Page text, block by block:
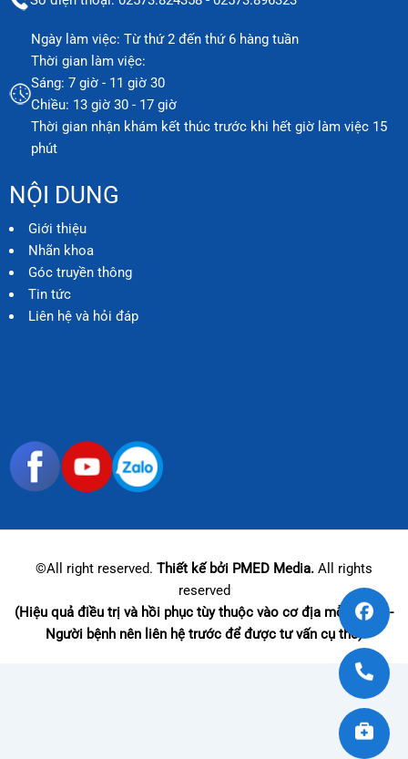
Ngày làm việc: Từ thứ 2 đến thứ 6 hàng tuần
Thời gian làm việc:
Sáng: 7 giờ - 11 giờ 30
Chiều: 13 giờ 30 - 17 giờ
Thời gian nhận khám kết thúc trước khi hết giờ làm việc 15
phút
NỘI DUNG
Giới thiệu
Nhãn khoa
Góc truyền thông
Tin tức
Liên hệ và hỏi đáp
©All right reserved. Thiết kế bởi PMED Media. All rights
reserved
(Hiệu quả điều trị và hồi phục tùy thuộc vào cơ địa mỗi người -
Người bệnh nên liên hệ trước để được tư vấn cụ thể)